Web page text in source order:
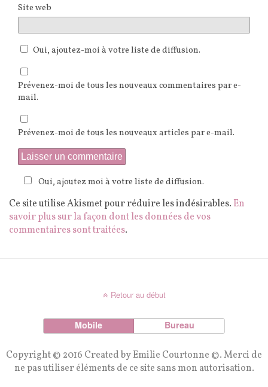
Site web
Oui, ajoutez-moi à votre liste de diffusion.
Prévenez-moi de tous les nouveaux commentaires par e-
mail.
Prévenez-moi de tous les nouveaux articles par e-mail.
Oui, ajoutez moi à votre liste de diffusion.
Ce site utilise Akismet pour réduire les indésirables. En
savoir plus sur la façon dont les données de vos
commentaires sont traitées.
Retour au début
Mobile Bureau
Copyright © 2016 Created by Emilie Courtonne ©. Merci de
ne pas utiliser éléments de ce site sans mon autorisation.